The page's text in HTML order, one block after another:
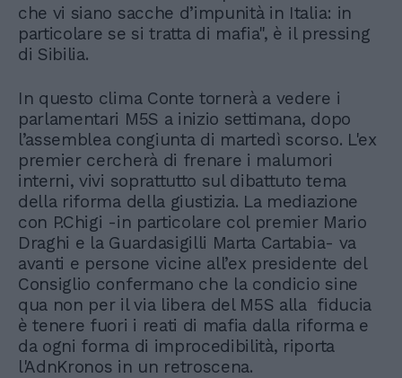
che vi siano sacche d’impunità in Italia: in
particolare se si tratta di mafia", è il pressing
di Sibilia.
In questo clima Conte tornerà a vedere i
parlamentari M5S a inizio settimana, dopo
l’assemblea congiunta di martedì scorso. L'ex
premier cercherà di frenare i malumori
interni, vivi soprattutto sul dibattuto tema
della riforma della giustizia. La mediazione
con P.Chigi -in particolare col premier Mario
Draghi e la Guardasigilli Marta Cartabia- va
avanti e persone vicine all’ex presidente del
Consiglio confermano che la condicio sine
qua non per il via libera del M5S alla fiducia
è tenere fuori i reati di mafia dalla riforma e
da ogni forma di improcedibilità, riporta
l'AdnKronos in un retroscena.